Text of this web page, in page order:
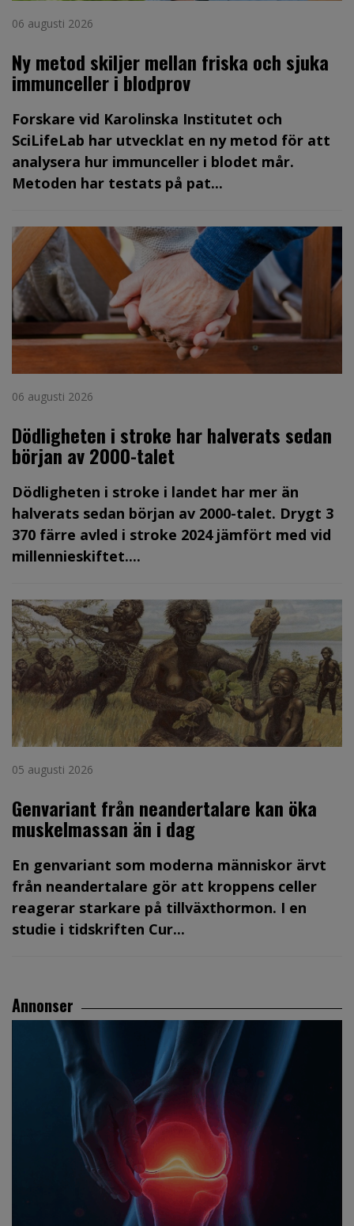
06 augusti 2026
Ny metod skiljer mellan friska och sjuka
immunceller i blodprov
Forskare vid Karolinska Institutet och
SciLifeLab har utvecklat en ny metod för att
analysera hur immunceller i blodet mår.
Metoden har testats på pat...
06 augusti 2026
Dödligheten i stroke har halverats sedan
början av 2000-talet
Dödligheten i stroke i landet har mer än
halverats sedan början av 2000-talet. Drygt 3
370 färre avled i stroke 2024 jämfört med vid
millennieskiftet....
05 augusti 2026
Genvariant från neandertalare kan öka
muskelmassan än i dag
En genvariant som moderna människor ärvt
från neandertalare gör att kroppens celler
reagerar starkare på tillväxthormon. I en
studie i tidskriften Cur...
Annonser